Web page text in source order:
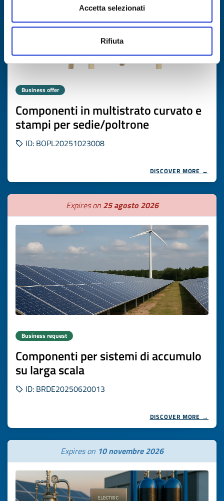
Accetta selezionati
Rifiuta
Business offer
Componenti in multistrato curvato e
stampi per sedie/poltrone
ID: BOPL20251023008
DISCOVER MORE →
Expires on 25 agosto 2026
Business request
Componenti per sistemi di accumulo
su larga scala
ID: BRDE20250620013
DISCOVER MORE →
Expires on 10 novembre 2026